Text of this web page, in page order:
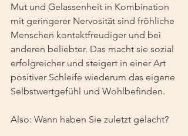
Mut und Gelassenheit in Kombination
mit geringerer Nervosität sind fröhliche
Menschen kontaktfreudiger und bei
anderen beliebter. Das macht sie sozial
erfolgreicher und steigert in einer Art
positiver Schleife wiederum das eigene
Selbstwertgefühl und Wohlbefinden.
Also: Wann haben Sie zuletzt gelacht?